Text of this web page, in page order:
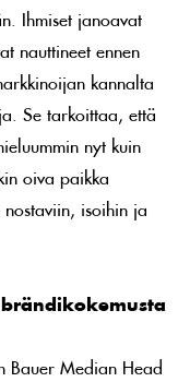
Ihmiset janoavat
nauttineet ennen
kannalta
Se tarkoittaa, että
nyt kuin
oiva paikka
isoihin ja
Bauer Median Head